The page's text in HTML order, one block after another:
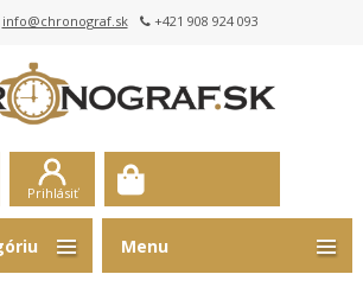
info@chronograf.sk +421 908 924 093
Prihlásiť
Menu